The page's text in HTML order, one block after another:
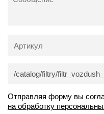
Отправляя форму вы
на обработку